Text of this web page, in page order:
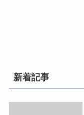
新着記事